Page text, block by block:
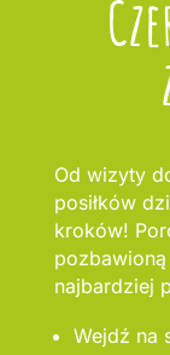
Od wizyty
posiłków
kroków!
najbardziej
Wejdź na